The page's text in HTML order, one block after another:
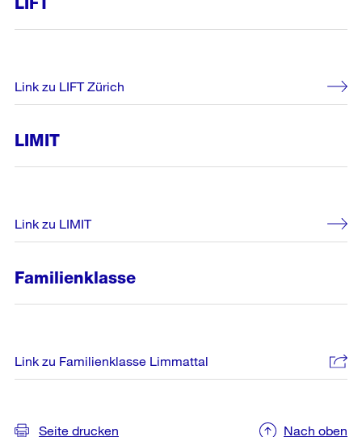
Link zu LIFT Zürich
LIMIT
Link zu LIMIT
Familienklasse
Link zu Familienklasse Limmattal
Seite drucken Nach oben